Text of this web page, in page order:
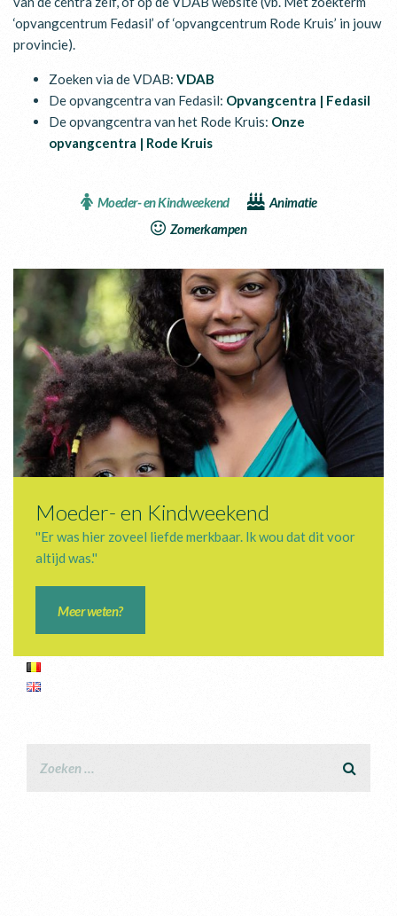
‘opvangcentrum Fedasil’ of ‘opvangcentrum Rode Kruis’ in jouw
provincie).
Zoeken via de VDAB: VDAB
De opvangcentra van Fedasil: Opvangcentra | Fedasil
De opvangcentra van het Rode Kruis: Onze
opvangcentra | Rode Kruis
Moeder- en Kindweekend
Animatie
Zomerkampen
Moeder- en Kindweekend
''Er was hier zoveel liefde merkbaar. Ik wou dat dit voor
altijd was.''
Meer weten?